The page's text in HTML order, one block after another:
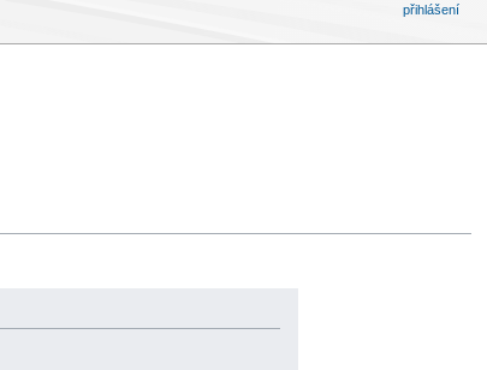
přihlášení